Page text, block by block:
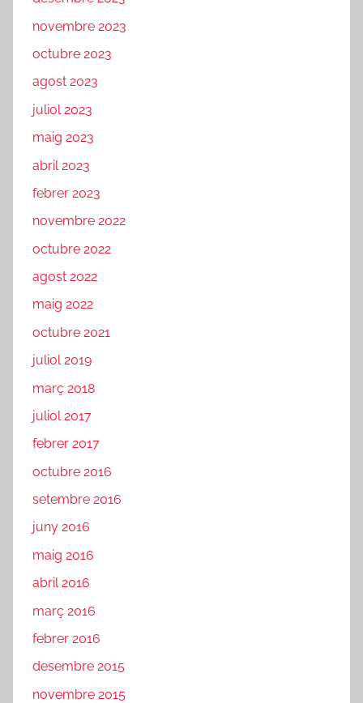
novembre 2023
octubre 2023
agost 2023
juliol 2023
maig 2023
abril 2023
febrer 2023
novembre 2022
octubre 2022
agost 2022
maig 2022
octubre 2021
juliol 2019
març 2018
juliol 2017
febrer 2017
octubre 2016
setembre 2016
juny 2016
maig 2016
abril 2016
març 2016
febrer 2016
desembre 2015
novembre 2015